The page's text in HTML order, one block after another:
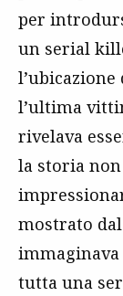
per
un serial
l’ultima
rivelava
la storia
mostrato
tutta una